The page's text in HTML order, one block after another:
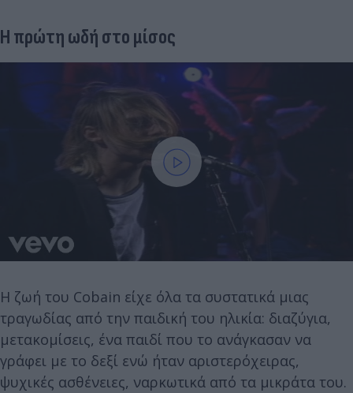
Η πρώτη ωδή στο μίσος
Η ζωή του Cobain είχε όλα τα συστατικά μιας
τραγωδίας από την παιδική του ηλικία: διαζύγια,
μετακομίσεις, ένα παιδί που το ανάγκασαν να
γράφει με το δεξί ενώ ήταν αριστερόχειρας,
ψυχικές ασθένειες, ναρκωτικά από τα μικράτα του.